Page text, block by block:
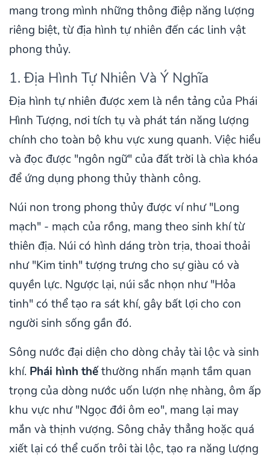
mang trong mình những thông điệp năng lượng
riêng biệt, từ địa hình tự nhiên đến các linh vật
phong thủy.
1. Địa Hình Tự Nhiên Và Ý Nghĩa
Địa hình tự nhiên được xem là nền tảng của Phái
Hình Tượng, nơi tích tụ và phát tán năng lượng
chính cho toàn bộ khu vực xung quanh. Việc hiểu
và đọc được "ngôn ngữ" của đất trời là chìa khóa
để ứng dụng phong thủy thành công.
Núi non trong phong thủy được ví như "Long
mạch" - mạch của rồng, mang theo sinh khí từ
thiên địa. Núi có hình dáng tròn trịa, thoai thoải
như "Kim tinh" tượng trưng cho sự giàu có và
quyền lực. Ngược lại, núi sắc nhọn như "Hỏa
tinh" có thể tạo ra sát khí, gây bất lợi cho con
người sinh sống gần đó.
Sông nước đại diện cho dòng chảy tài lộc và sinh
khí. Phái hình thếthường nhấn mạnh tầm quan
trọng của dòng nước uốn lượn nhẹ nhàng, ôm ấp
khu vực như "Ngọc đới ôm eo", mang lại may
mắn và thịnh vượng. Sông chảy thẳng hoặc quá
xiết lại có thể cuốn trôi tài lộc, tạo ra năng lượng